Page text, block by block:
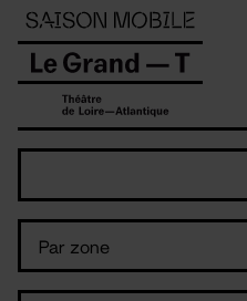
Panneau de gestion des cookies